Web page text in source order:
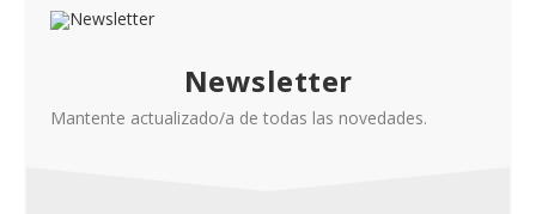
Newsletter
Mantente actualizado/a de todas las novedades.